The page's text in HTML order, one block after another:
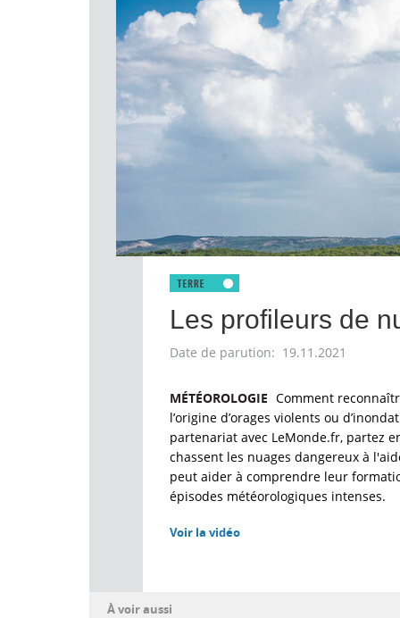
Les profileurs de
Date de parution: 19.11.2021
MÉTÉOROLOGIE Comment
l’origine d’orages violents ou
partenariat avec LeMonde.fr, partez
chassent les nuages dangereux à
peut aider à comprendre leur
épisodes météorologiques intenses.
Voir la vidéo
À voir aussi